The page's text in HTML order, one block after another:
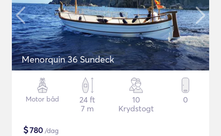
Menorquin 36 Sundeck
Motor båd
24 ft
7 m
10
Krydstogt
0
$780 /dag